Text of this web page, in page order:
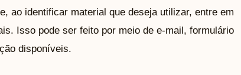
ao identificar material que deseja utilizar, entre em
Isso pode ser feito por meio de e-mail, formulário
disponíveis.